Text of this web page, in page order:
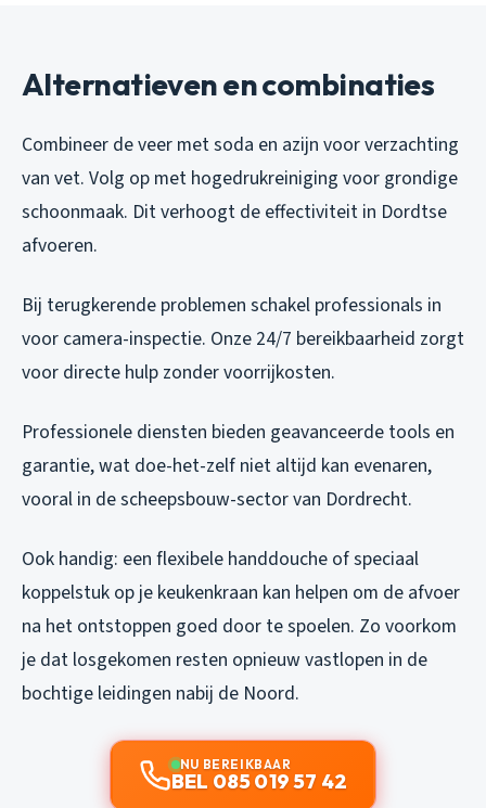
Alternatieven en combinaties
Combineer de veer met soda en azijn voor verzachting
van vet. Volg op met hogedrukreiniging voor grondige
schoonmaak. Dit verhoogt de effectiviteit in Dordtse
afvoeren.
Bij terugkerende problemen schakel professionals in
voor camera-inspectie. Onze 24/7 bereikbaarheid zorgt
voor directe hulp zonder voorrijkosten.
Professionele diensten bieden geavanceerde tools en
garantie, wat doe-het-zelf niet altijd kan evenaren,
vooral in de scheepsbouw-sector van Dordrecht.
Ook handig: een flexibele handdouche of speciaal
koppelstuk op je keukenkraan kan helpen om de afvoer
na het ontstoppen goed door te spoelen. Zo voorkom
je dat losgekomen resten opnieuw vastlopen in de
bochtige leidingen nabij de Noord.
NU BEREIKBAAR
BEL 085 019 57 42